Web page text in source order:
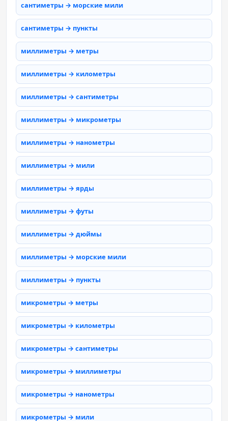
сантиметры → морские мили
сантиметры → пункты
миллиметры → метры
миллиметры → километры
миллиметры → сантиметры
миллиметры → микрометры
миллиметры → нанометры
миллиметры → мили
миллиметры → ярды
миллиметры → футы
миллиметры → дюймы
миллиметры → морские мили
миллиметры → пункты
микрометры → метры
микрометры → километры
микрометры → сантиметры
микрометры → миллиметры
микрометры → нанометры
микрометры → мили